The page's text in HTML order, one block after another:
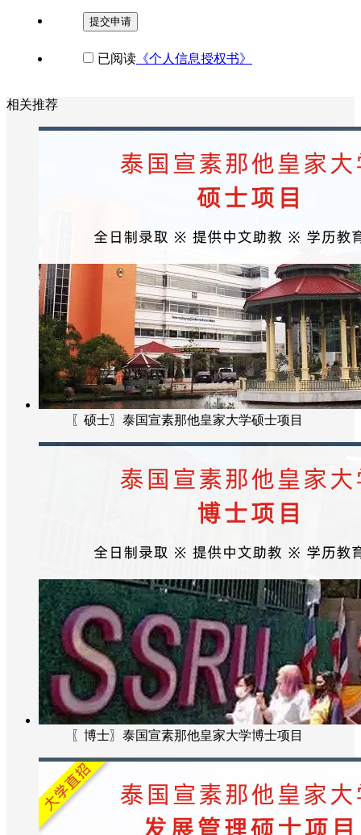
提交申请
已阅读 《个人信息授权书》
相关推荐
〖硕士〗泰国宣素那他皇家大学硕士项目
〖博士〗泰国宣素那他皇家大学博士项目